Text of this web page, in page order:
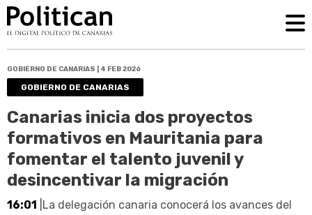
GOBIERNO DE CANARIAS | 4 FEB 2026
GOBIERNO DE CANARIAS
Canarias inicia dos proyectos
formativos en Mauritania para
fomentar el talento juvenil y
desincentivar la migración
16:01 |La delegación canaria conocerá los avances del